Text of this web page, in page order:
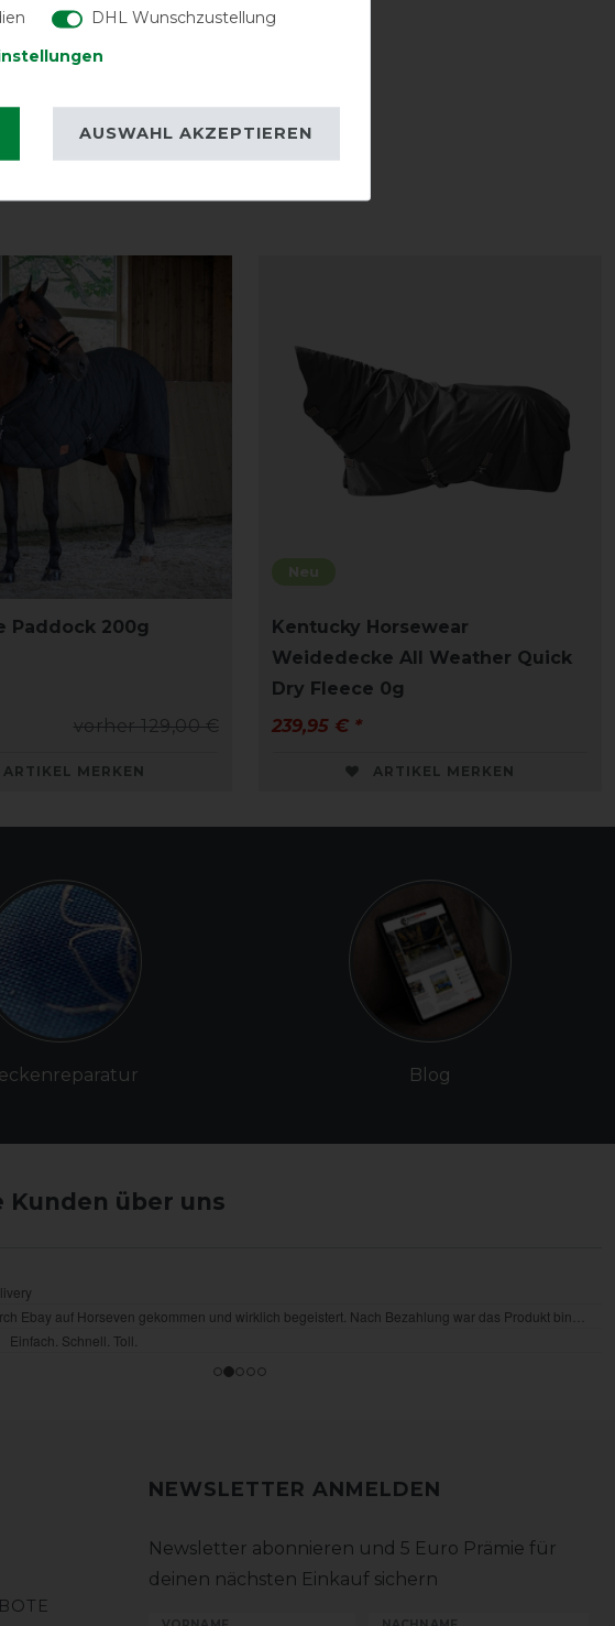
- neon gelb
vorher 19,90 €
Paddock 200g
vorher 129,00 €
ARTIKEL MERKEN
Neu
Kentucky Horsewear
Weidedecke All Weather Quick
Dry Fleece 0g
239,95 € *
ARTIKEL MERKEN
Blog
Kunden über uns
NEWSLETTER ANMELDEN
Newsletter abonnieren und 5 Euro Prämie für
deinen nächsten Einkauf sichern
DHL Wunschzustellung
AUSWAHL AKZEPTIEREN